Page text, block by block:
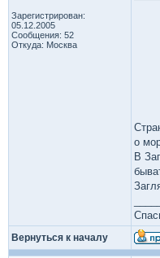
Зарегистрирован:
05.12.2005
Сообщения: 52
Откуда: Москва
о
В
Вернуться к началу